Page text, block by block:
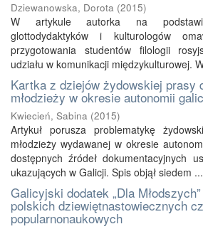
Dziewanowska, Dorota (2015)
W artykule autorka na
glottodydaktyków i kulturologów
przygotowania studentów filologii
udziału w komunikacji międzykulturowej.
Kartka z dziejów żydowskiej prasy
młodzieży w okresie autonomii
Kwiecień, Sabina (2015)
Artykuł porusza problematykę
młodzieży wydawanej w okresie
dostępnych źródeł dokumentacyjnych
ukazujących w Galicji. Spis objął siedem ...
Galicyjski dodatek „Dla
polskich dziewiętnastowiecznych
popularnonaukowych